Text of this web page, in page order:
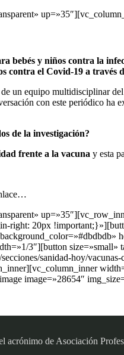
bebés y niños contra la
contra el Covid-19 a través
un equipo multidisciplinar
con este periódico ha
de la investigación?
frente a la vacuna y esta
right: 20px
3″][button
sanidad-hoy/
image=»28654″
acrónimo de Asociación